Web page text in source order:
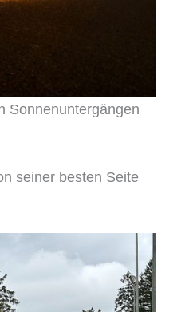
Sonnenuntergängen
seiner besten Seite